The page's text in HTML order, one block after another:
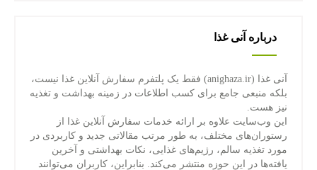
درباره آنی غذا
آنی غذا (anighaza.ir) فقط یک پلتفرم سفارش آنلاین غذا نیست،
بلکه منبعی جامع برای کسب اطلاعات در زمینه بهداشت و تغذیه
نیز هست.
این وب‌سایت علاوه بر ارائه خدمات سفارش آنلاین غذا از
رستوران‌های مختلف، به طور مرتب مقالاتی جدید و کاربردی در
مورد تغذیه سالم، رژیم‌های غذایی، نکات بهداشتی و آخرین
یافته‌ها در این حوزه منتشر می‌کند. بنابراین، کاربران می‌توانند